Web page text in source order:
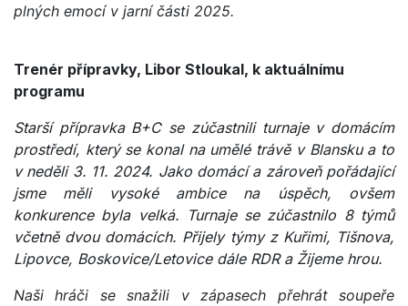
plných emocí v jarní části 2025.
Trenér přípravky, Libor Stloukal, k aktuálnímu
programu
Starší přípravka B+C se zúčastnili turnaje v domácím
prostředí, který se konal na umělé trávě v Blansku a to
v neděli 3. 11. 2024. Jako domácí a zároveň pořádající
jsme měli vysoké ambice na úspěch, ovšem
konkurence byla velká. Turnaje se zúčastnilo 8 týmů
včetně dvou domácích. Přijely týmy z Kuřimi, Tišnova,
Lipovce, Boskovice/Letovice dále RDR a Žijeme hrou.
Naši hráči se snažili v zápasech přehrát soupeře